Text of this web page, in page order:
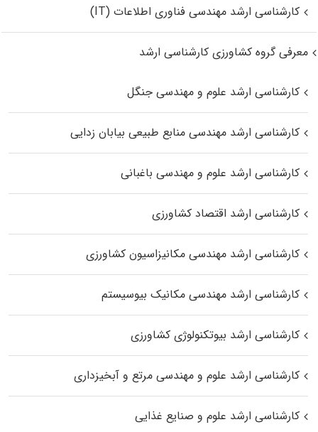
کارشناسی ارشد مهندسی فناوری اطلاعات (IT)
معرفی گروه کشاورزی کارشناسی ارشد
کارشناسی ارشد علوم و مهندسی جنگل
کارشناسی ارشد مهندسی منابع طبیعی بیابان زدایی
کارشناسی ارشد علوم و مهندسی باغبانی
کارشناسی ارشد اقتصاد کشاورزی
کارشناسی ارشد مهندسی مکانیزاسیون کشاورزی
کارشناسی ارشد مهندسی مکانیک بیوسیستم
کارشناسی ارشد بیوتکنولوژی کشاورزی
کارشناسی ارشد علوم و مهندسی مرتع و آبخیزداری
کارشناسی ارشد علوم و صنایع غذایی